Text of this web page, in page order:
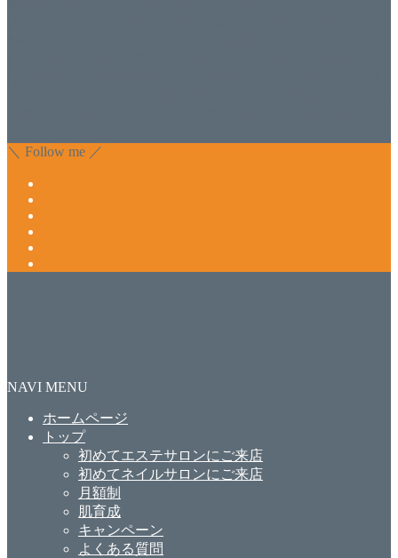
＼ Follow me ／
NAVI MENU
ホームページ
トップ
初めてエステサロンにご来店
初めてネイルサロンにご来店
月額制
肌育成
キャンペーン
よくある質問